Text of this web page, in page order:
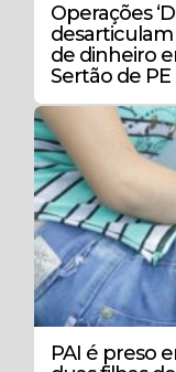
Operações
de dinheiro
Sertão de PE
PAI é preso